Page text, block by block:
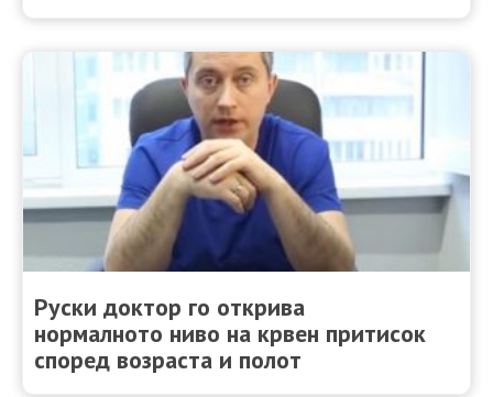
Руски доктор го открива
нормалното ниво на крвен притисок
според возраста и полот